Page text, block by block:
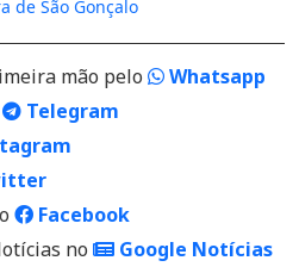
de São Gonçalo
mão pelo
Whatsapp
Telegram
Facebook
no
Google Notícias